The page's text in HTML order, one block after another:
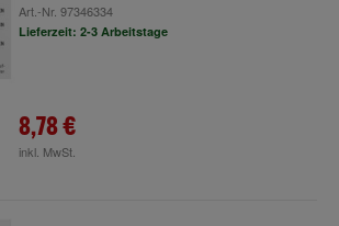
Art.-Nr. 97346334
Lieferzeit: 2-3 Arbeitstage
8,78 €
inkl. MwSt.